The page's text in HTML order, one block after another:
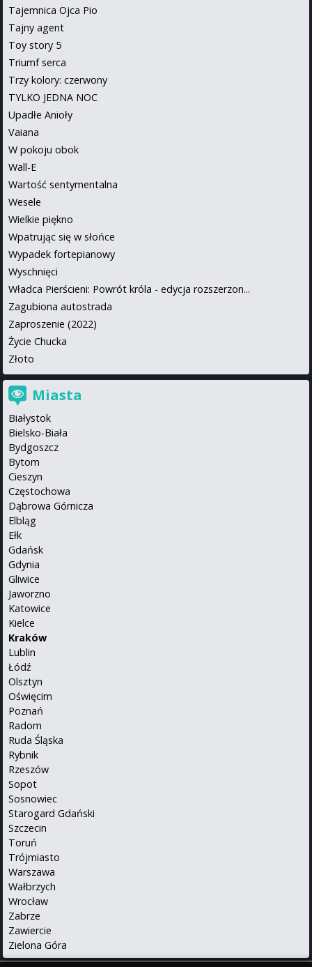
Tajemnica Ojca Pio
Tajny agent
Toy story 5
Triumf serca
Trzy kolory: czerwony
TYLKO JEDNA NOC
Upadłe Anioły
Vaiana
W pokoju obok
Wall-E
Wartość sentymentalna
Wesele
Wielkie piękno
Wpatrując się w słońce
Wypadek fortepianowy
Wyschnięci
Władca Pierścieni: Powrót króla - edycja rozszerzon...
Zagubiona autostrada
Zaproszenie (2022)
Życie Chucka
Złoto
Miasta
Białystok
Bielsko-Biała
Bydgoszcz
Bytom
Cieszyn
Częstochowa
Dąbrowa Górnicza
Elbląg
Ełk
Gdańsk
Gdynia
Gliwice
Jaworzno
Katowice
Kielce
Kraków
Lublin
Łódź
Olsztyn
Oświęcim
Poznań
Radom
Ruda Śląska
Rybnik
Rzeszów
Sopot
Sosnowiec
Starogard Gdański
Szczecin
Toruń
Trójmiasto
Warszawa
Wałbrzych
Wrocław
Zabrze
Zawiercie
Zielona Góra